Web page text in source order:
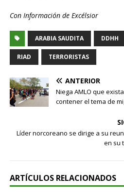
Con Información de Excélsior
ARABIA SAUDITA DDHH
RIAD TERRORISTAS
ANTERIOR
Niega AMLO que
contener el tema de
Líder norcoreano se dirige a su
en su
ARTÍCULOS RELACIONADOS